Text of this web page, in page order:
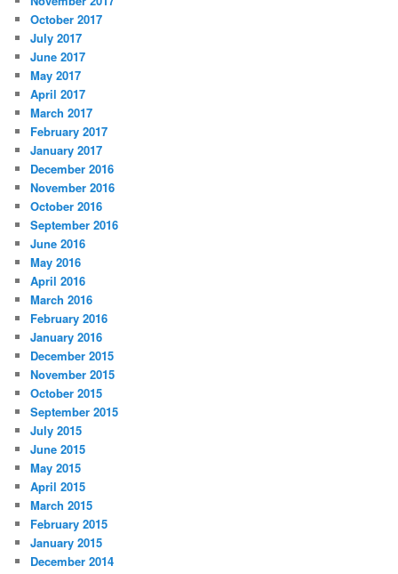
October 2017
July 2017
June 2017
May 2017
April 2017
March 2017
February 2017
January 2017
December 2016
November 2016
October 2016
September 2016
June 2016
May 2016
April 2016
March 2016
February 2016
January 2016
December 2015
November 2015
October 2015
September 2015
July 2015
June 2015
May 2015
April 2015
March 2015
February 2015
January 2015
December 2014